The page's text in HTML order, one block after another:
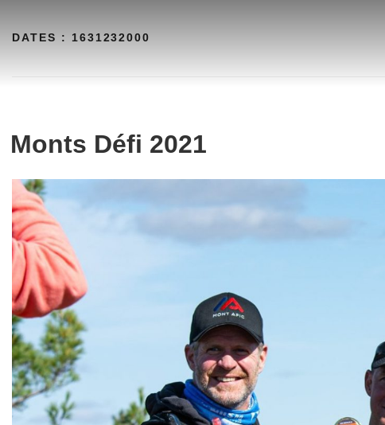
contenu
DATES : 1631232000
Monts Défi 2021